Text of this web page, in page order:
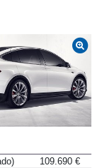
109.690 €